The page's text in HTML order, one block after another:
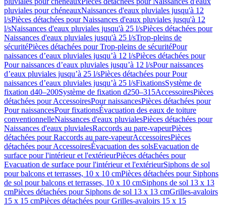
pluviales pour chéneauxNaissances d'eaux pluviales jusqu'à 12
l/sPièces détachées pour Naissances d'eaux pluviales jusqu'à 12
l/sNaissances d'eaux pluviales jusqu'à 25 l/sPièces détachées pour
Naissances d'eaux pluviales jusqu'à 25 l/sTrop-pleins de
sécuritéPièces détachées pour Trop-pleins de sécuritéPour
naissances d’eaux pluviales jusqu’à 12 l/sPièces détachées pour
Pour naissances d’eaux pluviales jusqu’à 12 l/sPour naissances
d’eaux pluviales jusqu’à 25 l/sPièces détachées pour Pour
naissances d’eaux pluviales jusqu’à 25 l/sFixationsSystème de
fixation d40–200Système de fixation d250–315AccessoiresPièces
détachées pour AccessoiresPour naissancesPièces détachées pour
Pour naissancesPour fixationsÉvacuation des eaux de toiture
conventionnelleNaissances d'eaux pluvialesPièces détachées pour
Naissances d'eaux pluvialesRaccords au pare-vapeurPièces
détachées pour Raccords au pare-vapeurAccessoiresPièces
détachées pour AccessoiresÉvacuation des solsEvacuation de
surface pour l'intérieur et l'extérieurPièces détachées pour
Evacuation de surface pour l'intérieur et l'extérieurSiphons de sol
pour balcons et terrasses, 10 x 10 cmPièces détachées pour Siphons
de sol pour balcons et terrasses, 10 x 10 cmSiphons de sol 13 x 13
cmPièces détachées pour Siphons de sol 13 x 13 cmGrilles-avaloirs
15 x 15 cmPièces détachées pour Grilles-avaloirs 15 x 15